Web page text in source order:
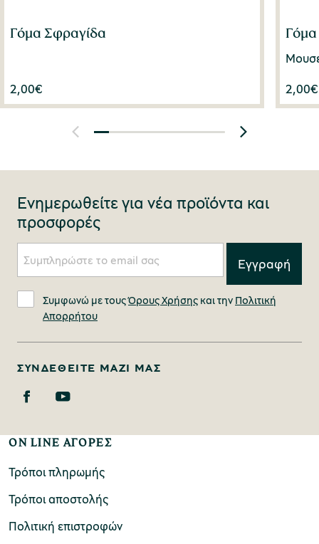
Γόμα Σφραγίδα
2,00€
Γόμα
2,00€
Ενημερωθείτε για νέα προϊόντα και
προσφορές
Συμφωνώ με τουςΌρους Χρήσης και την Πολιτική
Απορρήτου
ΣΥΝΔΕΘΕΊΤΕ ΜΑΖΊ ΜΑΣ
ON LINE ΑΓΟΡΕΣ
Τρόποι πληρωμής
Τρόποι αποστολής
Πολιτική επιστροφών